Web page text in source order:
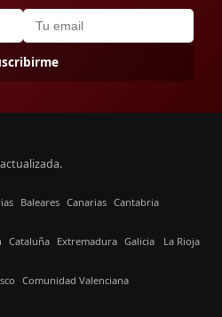
Baleares Canarias Cantabria
Cataluña Extremadura Galicia La Rioja
Comunidad Valenciana